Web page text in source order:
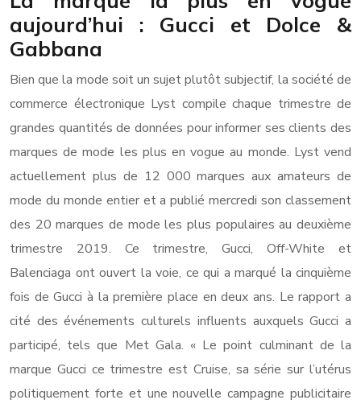
aujourd’hui : Gucci et Dolce &
Gabbana
Bien que la mode soit un sujet plutôt subjectif, la société de
commerce électronique Lyst compile chaque trimestre de
grandes quantités de données pour informer ses clients des
marques de mode les plus en vogue au monde. Lyst vend
actuellement plus de 12 000 marques aux amateurs de
mode du monde entier et a publié mercredi son classement
des 20 marques de mode les plus populaires au deuxième
trimestre 2019. Ce trimestre, Gucci, Off-White et
Balenciaga ont ouvert la voie, ce qui a marqué la cinquième
fois de Gucci à la première place en deux ans. Le rapport a
cité des événements culturels influents auxquels Gucci a
participé, tels que Met Gala. « Le point culminant de la
marque Gucci ce trimestre est Cruise, sa série sur l’utérus
politiquement forte et une nouvelle campagne publicitaire